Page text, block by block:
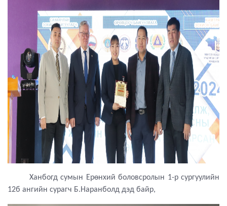
Ханбогд сумын Ерөнхий боловсролын 1-р сургуулийн
12б ангийн сурагч Б.Наранболд дэд байр,